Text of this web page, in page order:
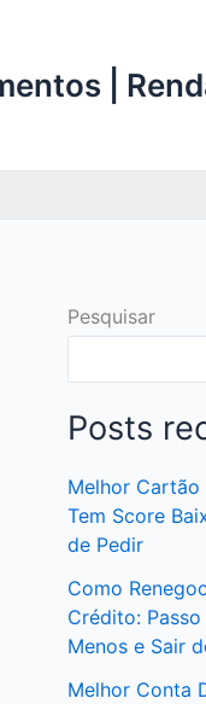
|
Pesquisar
Posts
Melhor Cartão
Tem Score
de Pedir
Como
Crédito:
Menos e Sair
Melhor Conta